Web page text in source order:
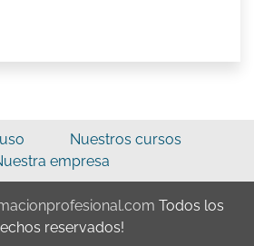
Nuestros cursos
empresa
Todos los
reservados!